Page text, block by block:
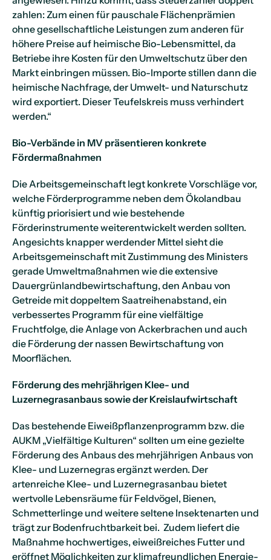
zahlen: Zum einen für pauschale Flächenprämien
ohne gesellschaftliche Leistungen zum anderen für
höhere Preise auf heimische Bio-Lebensmittel, da
Betriebe ihre Kosten für den Umweltschutz über den
Markt einbringen müssen. Bio-Importe stillen dann die
heimische Nachfrage, der Umwelt- und Naturschutz
wird exportiert. Dieser Teufelskreis muss verhindert
werden.“
Bio-Verbände in MV präsentieren konkrete
Fördermaßnahmen
Die Arbeitsgemeinschaft legt konkrete Vorschläge vor,
welche Förderprogramme neben dem Ökolandbau
künftig priorisiert und wie bestehende
Förderinstrumente weiterentwickelt werden sollten.
Angesichts knapper werdender Mittel sieht die
Arbeitsgemeinschaft mit Zustimmung des Ministers
gerade Umweltmaßnahmen wie die extensive
Dauergrünlandbewirtschaftung, den Anbau von
Getreide mit doppeltem Saatreihenabstand, ein
verbessertes Programm für eine vielfältige
Fruchtfolge, die Anlage von Ackerbrachen und auch
die Förderung der nassen Bewirtschaftung von
Moorflächen.
Förderung des mehrjährigen Klee- und
Luzernegrasanbaus sowie der Kreislaufwirtschaft
Das bestehende Eiweißpflanzenprogramm bzw. die
AUKM „Vielfältige Kulturen“ sollten um eine gezielte
Förderung des Anbaus des mehrjährigen Anbaus von
Klee- und Luzernegras ergänzt werden. Der
artenreiche Klee- und Luzernegrasanbau bietet
wertvolle Lebensräume für Feldvögel, Bienen,
Schmetterlinge und weitere seltene Insektenarten und
trägt zur Bodenfruchtbarkeit bei. Zudem liefert die
Maßnahme hochwertiges, eiweißreiches Futter und
eröffnet Möglichkeiten zur klimafreundlichen Energie-